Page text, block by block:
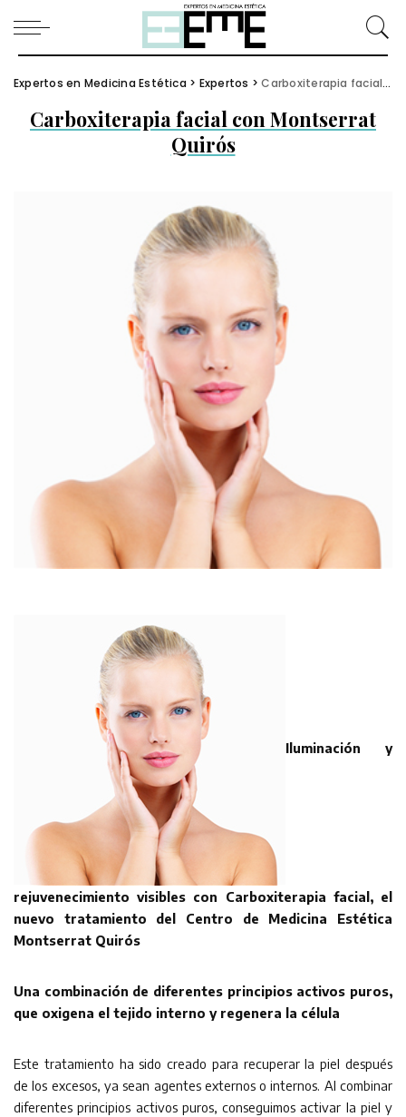
Expertos en Medicina Estética > Expertos >Carboxiterapia facial con Montserrat Quirós
Carboxiterapia facial con Montserrat
Quirós
Iluminación y
rejuvenecimiento visibles con Carboxiterapia facial, el
nuevo tratamiento del Centro de Medicina Estética
Montserrat Quirós
Una combinación de diferentes principios activos puros,
que oxigena el tejido interno y regenera la célula
Este tratamiento ha sido creado para recuperar la piel después
de los excesos, ya sean agentes externos o internos. Al combinar
diferentes principios activos puros, conseguimos activar la piel y